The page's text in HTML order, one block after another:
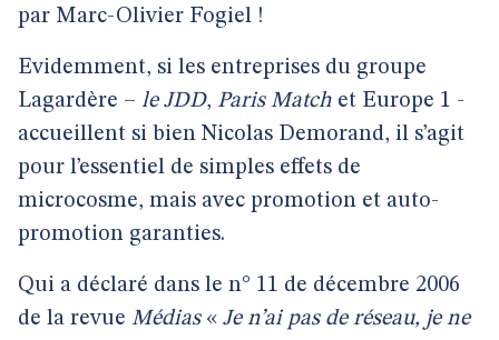
par Marc-Olivier Fogiel !
Evidemment, si les entreprises du groupe
Lagardère – le JDD, Paris Match et Europe 1 -
accueillent si bien Nicolas Demorand, il s’agit
pour l’essentiel de simples effets de
microcosme, mais avec promotion et auto-
promotion garanties.
Qui a déclaré dans le n° 11 de décembre 2006
de la revue Médias« Je n’ai pas de réseau, je ne